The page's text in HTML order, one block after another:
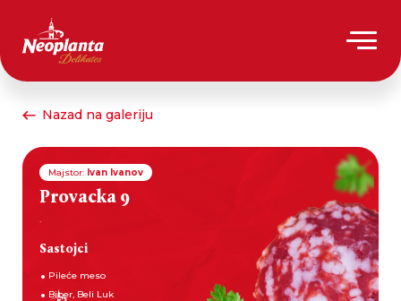
Nazad na galeriju
Majstor: Ivan Ivanov
Provacka 9
.
Sastojci
Pileće meso
Biber, Beli Luk